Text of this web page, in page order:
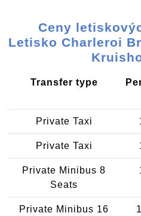
Ceny
Letisko Charleroi
Transfer type
Private Taxi
Private Taxi
Private Minibus 8
Seats
Private Minibus 16